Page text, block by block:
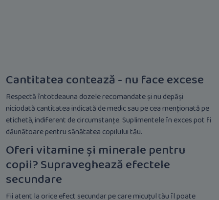
Cantitatea contează - nu face excese
Respectă întotdeauna dozele recomandate și nu depăși
niciodată cantitatea indicată de medic sau pe cea menționată pe
etichetă, indiferent de circumstanțe. Suplimentele în exces pot fi
dăunătoare pentru sănătatea copilului tău.
Oferi vitamine și minerale pentru
copii? Supraveghează efectele
secundare
Fii atent la orice efect secundar pe care micuțul tău îl poate